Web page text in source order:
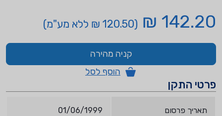
142.20 ₪ (120.50 ₪ ללא מע"מ)
קניה מהירה
הוסף לסל
פרטי התקן
תאריך פרסום 01/06/1999